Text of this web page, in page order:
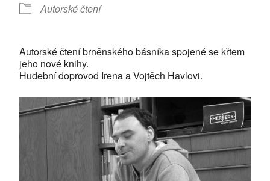
Autorské čtení
Autorské čtení brněnského básníka spojené se křtem
jeho nové knihy.
Hudební doprovod Irena a Vojtěch Havlovi.